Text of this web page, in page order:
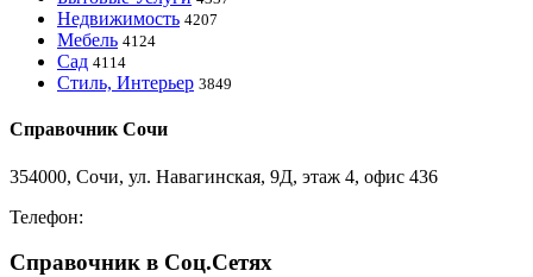
Недвижимость 4207
Мебель 4124
Сад 4114
Стиль, Интерьер 3849
Справочник Сочи
354000, Сочи, ул. Навагинская, 9Д, этаж 4, офис 436
Телефон:
Справочник в Соц.Сетях